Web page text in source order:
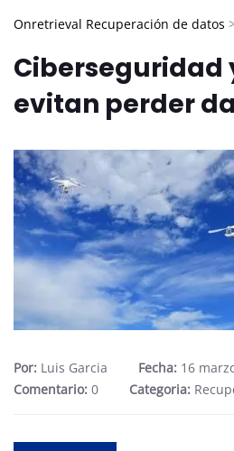
Onretrieval Recuperación de datos
Ciberseguridad
evitan perder
Por: Luis Garcia Fecha: 16
Comentario: 0 Categoria: